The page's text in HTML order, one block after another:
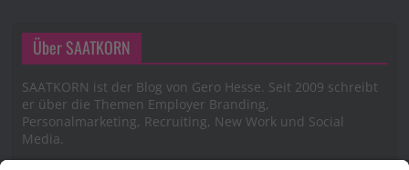
Über SAATKORN
SAATKORN ist der Blog von Gero Hesse. Seit 2009 schreibt
er über die Themen Employer Branding,
Personalmarketing, Recruiting, New Work und Social
Media.